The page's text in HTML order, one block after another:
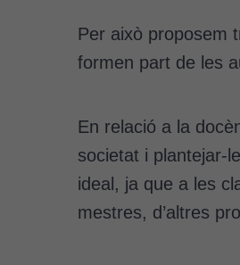
Per això proposem
formen part de les
En relació a la
societat i plantejar-
ideal, ja que a les
mestres, d’altres